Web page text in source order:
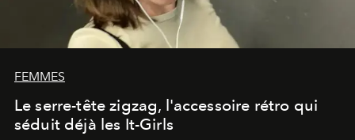
FEMMES
Le serre-tête zigzag, l'accessoire rétro qui
séduit déjà les It-Girls